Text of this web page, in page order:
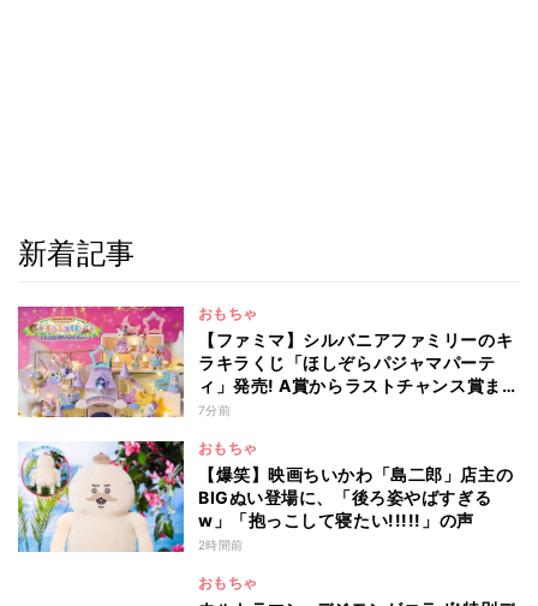
新着記事
おもちゃ
【ファミマ】シルバニアファミリーのキ
ラキラくじ「ほしぞらパジャマパーテ
ィ」発売! A賞からラストチャンス賞まで
を一覧で紹介
7分前
おもちゃ
【爆笑】映画ちいかわ「島二郎」店主の
BIGぬい登場に、「後ろ姿やばすぎる
w」「抱っこして寝たい!!!!!」の声
2時間前
おもちゃ